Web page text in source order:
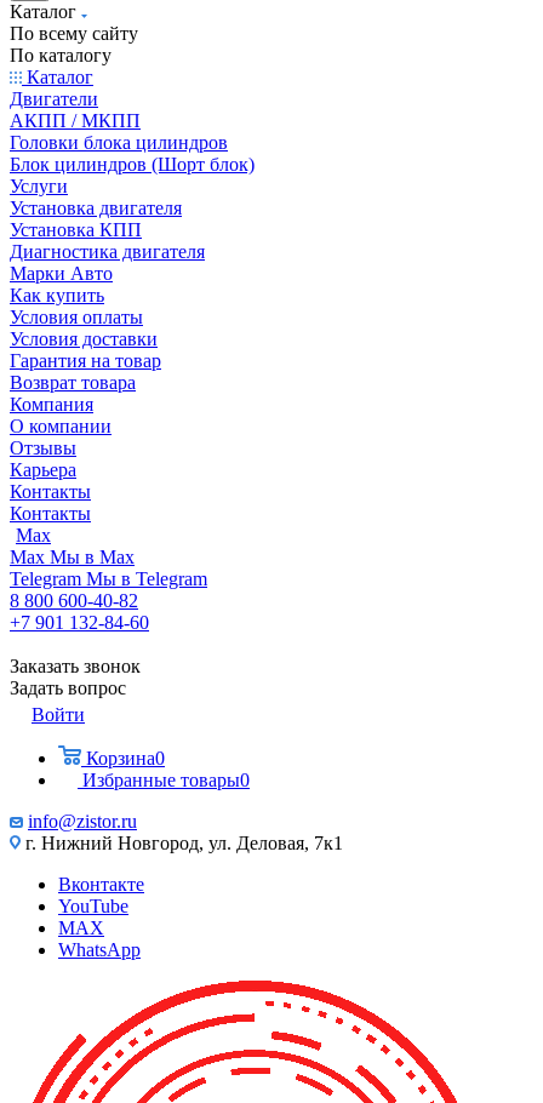
Каталог
По всему сайту
По каталогу
Каталог
Двигатели
АКПП / МКПП
Головки блока цилиндров
Блок цилиндров (Шорт блок)
Услуги
Установка двигателя
Установка КПП
Диагностика двигателя
Марки Авто
Как купить
Условия оплаты
Условия доставки
Гарантия на товар
Возврат товара
Компания
О компании
Отзывы
Карьера
Контакты
Контакты
Max
Max Мы в Max
Telegram Мы в Telegram
8 800 600-40-82
+7 901 132-84-60
Заказать звонок
Задать вопрос
Войти
Корзина0
Избранные товары0
info@zistor.ru
г. Нижний Новгород, ул. Деловая, 7к1
Вконтакте
YouTube
MAX
WhatsApp